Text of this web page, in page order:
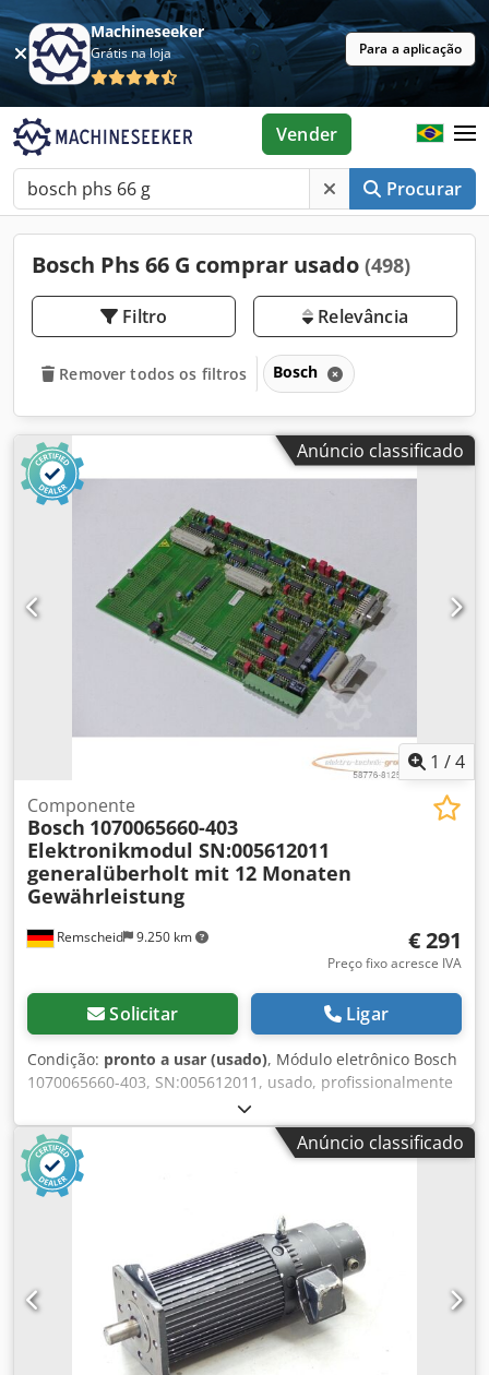
Machineseeker
Grátis na loja Para a aplicação
Procurar
Vender
Bosch Phs 66 G comprar usado (498)
Filtro Relevância
Remover todos os filtros Bosch
Anúncio classificado
1 /4
Remscheid 9.250 km
Componente
Bosch 1070065660-403
Elektronikmodul SN:005612011
generalüberholt mit 12 Monaten
Gewährleistung
€ 291
Preço fixo acresce IVA
Solicitar Ligar
Condição: pronto a usar (usado), Módulo eletrônico Bosch
1070065660-403, SN:005612011, usado, profissionalmente
revisado e testado completamente com garantia de 12
meses, 100% funcional, escopo de entrega conforme fotos
Dwodpfxoi D T S De Am Toa
Anúncio classificado